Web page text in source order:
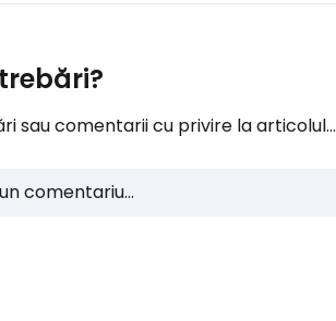
sau comentarii cu privire la articolul...
comentariu...